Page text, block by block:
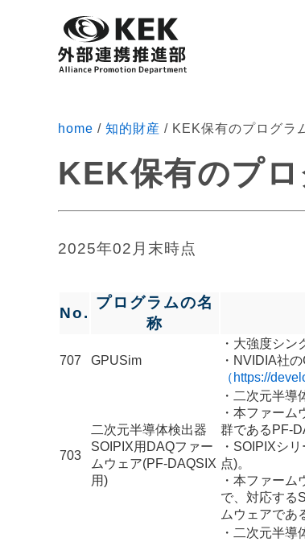
home / 知的財産 / KEK保有のプログラ
KEK保有のプ
2025年02月末時点
No.
プログラムの名
称
707 GPUSim
・大強度シ
・NVIDIA社
（https://
703
二次元半導体検出器
SOIPIX用DAQファー
ムウェア(PF-DAQSIX
用)
・二次元半導
・本ファー
群であるPF-
・SOIPIXシ
点)。
・本ファー
で、対応する
ムウェアであ
・二次元半導